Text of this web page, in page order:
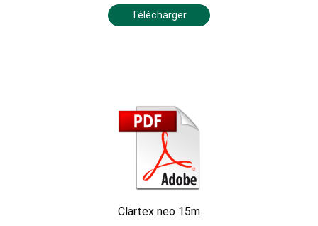
Télécharger
Clartex neo 15m